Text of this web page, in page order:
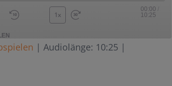
1x
00:00
10:25
| Audiolänge: 10:25 |